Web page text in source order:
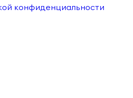
конфиденциальности